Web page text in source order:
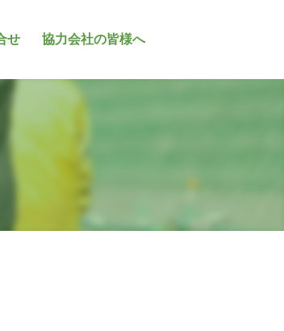
せ 協力会社の皆様へ